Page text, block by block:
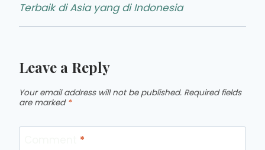
Terbaik di Asia yang di Indonesia
Leave a Reply
Your email address will not be published. Required fields
are marked *
*